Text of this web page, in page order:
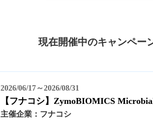
現在開催中のキャンペー
2026/06/17～2026/08/31
【フナコシ】ZymoBIOMICS
主催企業： フナコシ